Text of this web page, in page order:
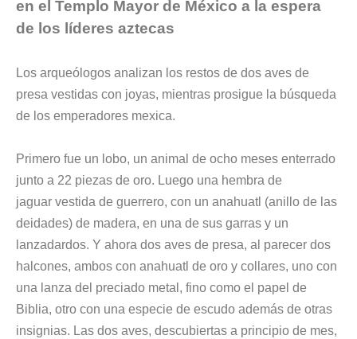
en el Templo Mayor de México a la espera
de los líderes aztecas
Los arqueólogos analizan los restos de dos aves de
presa vestidas con joyas, mientras prosigue la búsqueda
de los emperadores mexica.
Primero fue un lobo, un animal de ocho meses enterrado
junto a 22 piezas de oro. Luego una hembra de
jaguar vestida de guerrero, con un anahuatl (anillo de las
deidades) de madera, en una de sus garras y un
lanzadardos. Y ahora dos aves de presa, al parecer dos
halcones, ambos con anahuatl de oro y collares, uno con
una lanza del preciado metal, fino como el papel de
Biblia, otro con una especie de escudo además de otras
insignias. Las dos aves, descubiertas a principio de mes,